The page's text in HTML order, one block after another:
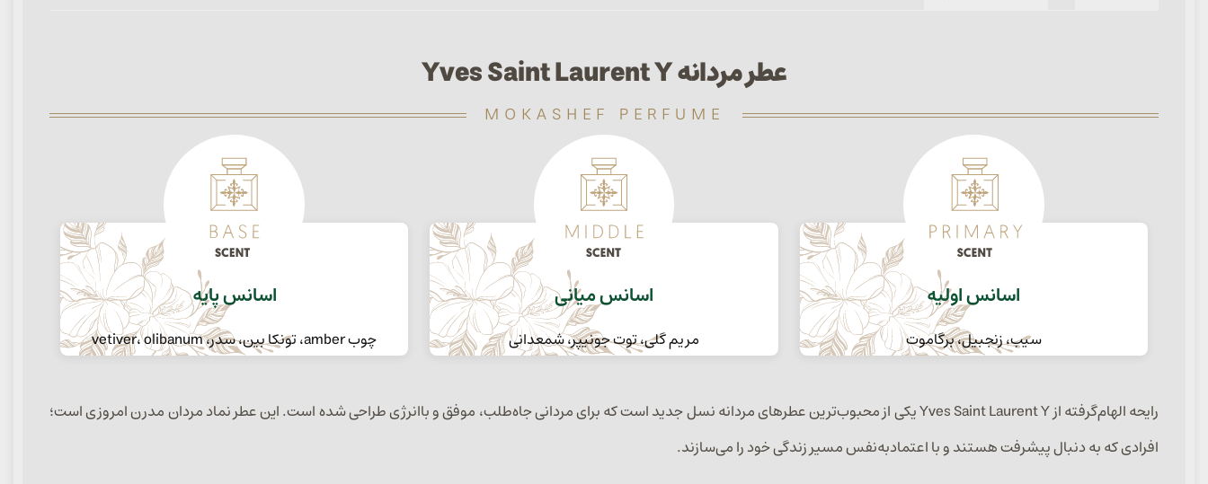
عطر مردانه Yves Saint Laurent Y
MOKASHEF PERFUME
اسانس اولیه
سیب، زنجبیل، برگاموت
اسانس میانی
مریم گلی، توت جونیپر، شمعدانی
اسانس پایه
چوب amber، تونکا بین، سدر، vetiver، olibanum
رایحه الهام‌گرفته از Yves Saint Laurent Y یکی از محبوب‌ترین عطرهای مردانه نسل جدید است که برای مردانی جاه‌طلب، موفق و باانرژی طراحی شده است. این عطر نماد مردان مدرن امروزی است؛
افرادی که به دنبال پیشرفت هستند و با اعتمادبه‌نفس مسیر زندگی خود را می‌سازند.